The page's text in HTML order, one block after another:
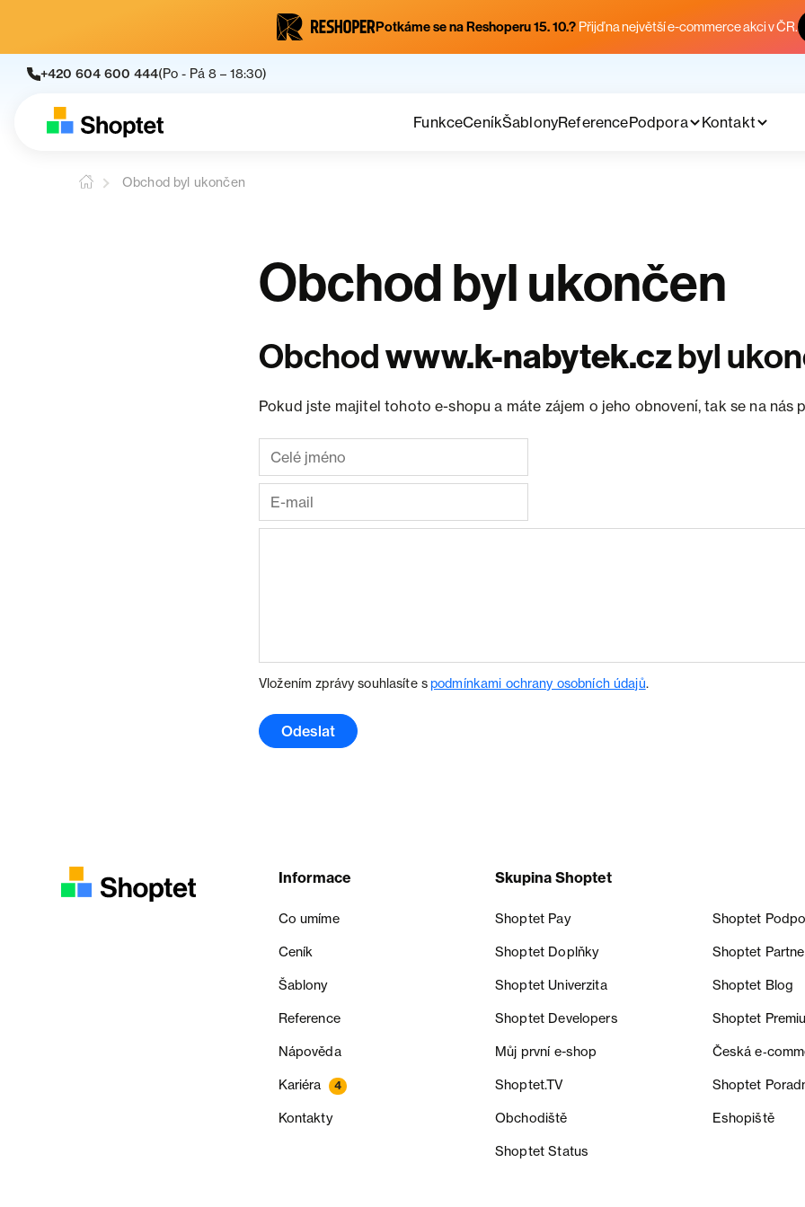
Potkáme se na Reshoperu 15. 10.? Přijď na největší e-commerce akci v ČR.
+420 604 600 444(Po - Pá 8 – 18:30)
FunkceCeníkŠablonyReferencePodpora Kontakt
Obchod byl ukončen
Obchod byl ukončen
Obchodwww.k-nabytek.czbyl
Pokud jste majitel tohoto e-shopu a máte zájem o jeho obnovení, tak se na nás
Vložením zprávy souhlasíte spodmínkami ochrany osobních údajů.
Odeslat
Informace
Co umíme
Ceník
Šablony
Reference
Nápověda
Kariéra 4
Kontakty
Skupina Shoptet
Shoptet Pay Shoptet
Shoptet Doplňky Shoptet
Shoptet Univerzita Shoptet Blog
Shoptet Developers Shoptet
Můj první e-shop Česká
Shoptet.TV Shoptet
Obchodiště Eshopiště
Shoptet Status